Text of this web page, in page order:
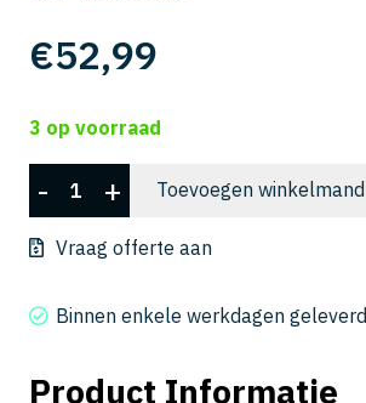
€52,99
3 op voorraad
DLCLS
2030-
120
- + Toevoegen winkelmand
Vraag offerte aan
Binnen enkele werkdagen geleverd
Product Informatie